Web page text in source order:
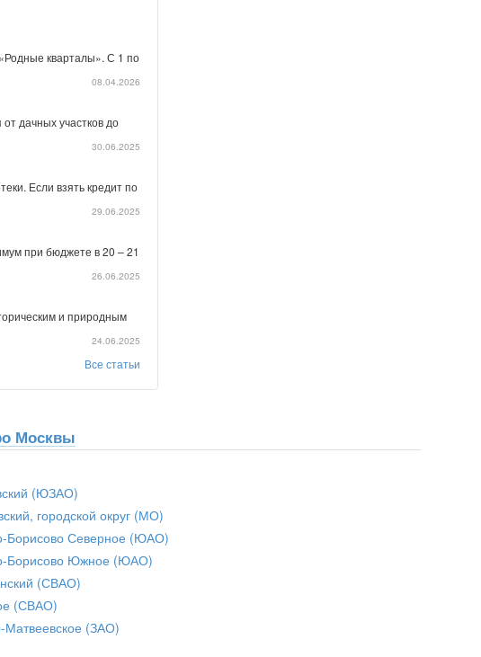
кварталы». С 1 по
08.04.2026
дачных участков до
30.06.2025
Если взять кредит по
29.06.2025
при бюджете в 20 – 21
26.06.2025
и природным
24.06.2025
Все статьи
Москвы
(ЮЗАО)
городской округ (МО)
Борисово Северное (ЮАО)
Борисово Южное (ЮАО)
(СВАО)
(СВАО)
Матвеевское (ЗАО)